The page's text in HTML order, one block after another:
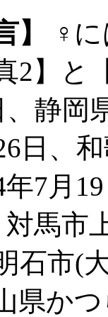
】
♀
2】と
、静
日、
7月
対馬市
石市(
県か